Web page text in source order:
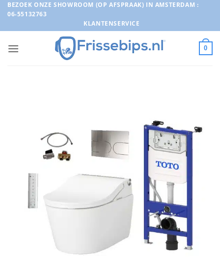
Ga
naar
inhoud
BEZOEK ONZE SHOWROOM (OP AFSPRAAK) IN AMSTERDAM :
06-55132763
KLANTENSERVICE
0